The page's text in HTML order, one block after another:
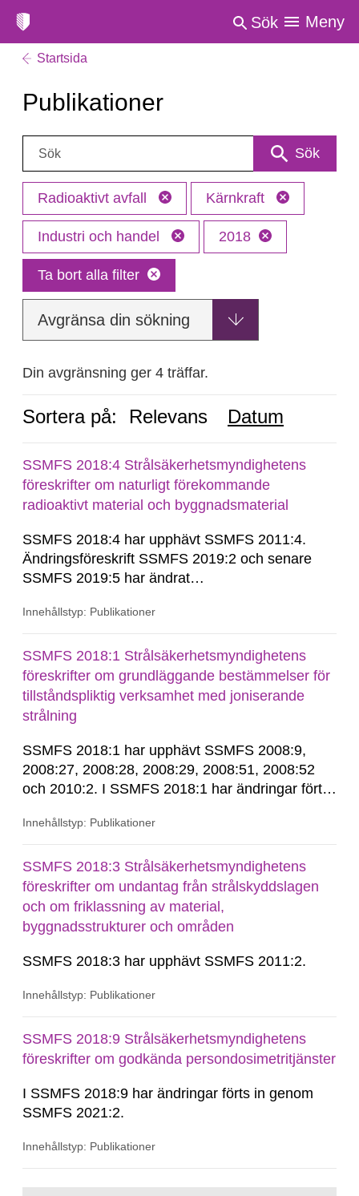
Sök Meny
Startsida
Publikationer
Sök: Sök
Radioaktivt avfall Kärnkraft
Industri och handel 2018
Ta bort alla filter
Avgränsa din sökning
Din avgränsning ger 4 träffar.
Sortera på: Relevans Datum
SSMFS 2018:4 Strålsäkerhetsmyndighetens
föreskrifter om naturligt förekommande
radioaktivt material och byggnadsmaterial
SSMFS 2018:4 har upphävt SSMFS 2011:4.
Ändringsföreskrift SSMFS 2019:2 och senare
SSMFS 2019:5 har ändrat
2018:4.
Innehållstyp: Publikationer
SSMFS 2018:1 Strålsäkerhetsmyndighetens
föreskrifter om grundläggande bestämmelser för
tillståndspliktig verksamhet med joniserande
strålning
SSMFS 2018:1 har upphävt SSMFS 2008:9,
2008:27, 2008:28, 2008:29, 2008:51, 2008:52
och 2010:2. I SSMFS 2018:1 har ändringar förts
SSMFS 2022:14, SSMFS 2024:2 och SSMFS
Innehållstyp: Publikationer
SSMFS 2018:3 Strålsäkerhetsmyndighetens
föreskrifter om undantag från strålskyddslagen
och om friklassning av material,
byggnadsstrukturer och områden
SSMFS 2018:3 har upphävt SSMFS 2011:2.
Innehållstyp: Publikationer
SSMFS 2018:9 Strålsäkerhetsmyndighetens
föreskrifter om godkända persondosimetritjänster
I SSMFS 2018:9 har ändringar förts in genom
SSMFS 2021:2.
Innehållstyp: Publikationer